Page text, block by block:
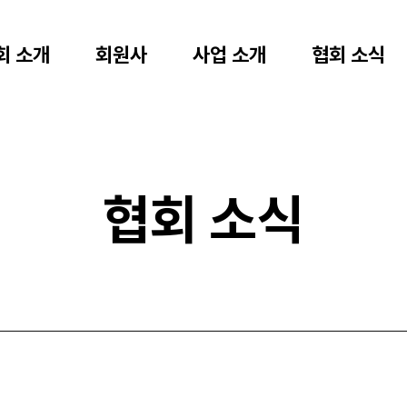
소개 회원사 사업 소개 협회 소식
협회 소식